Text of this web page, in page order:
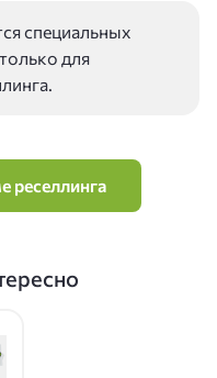
специальных
для
реселлинга